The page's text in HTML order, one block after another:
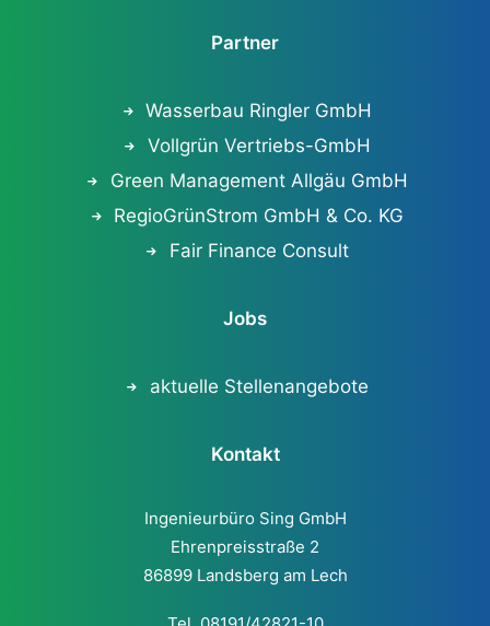
Partner
Wasserbau Ringler GmbH
Vollgrün Vertriebs-GmbH
Green Management Allgäu GmbH
RegioGrünStrom GmbH & Co. KG
Fair Finance Consult
Jobs
aktuelle Stellenangebote
Kontakt
Ingenieurbüro Sing GmbH
Ehrenpreisstraße 2
86899 Landsberg am Lech